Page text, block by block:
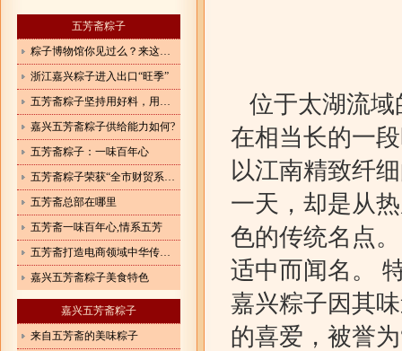
五芳斋粽子
粽子博物馆你见过么？来这里见证粽子的前世今生！
浙江嘉兴粽子进入出口“旺季”
五芳斋粽子坚持用好料，用心造就好味道
嘉兴五芳斋粽子供给能力如何?
五芳斋粽子：一味百年心
五芳斋粽子荣获“全市财贸系统先进集体”光荣称号
五芳斋总部在哪里
五芳斋一味百年心,情系五芳
五芳斋打造电商领域中华传统美食“守味者”
嘉兴五芳斋粽子美食特色
嘉兴五芳斋粽子
来自五芳斋的美味粽子
位于太湖流域
在相当长的一
以江南精致纤
一天，却是从
色的传统名点
适中而闻名。
嘉兴粽子因其
的喜爱，被誉